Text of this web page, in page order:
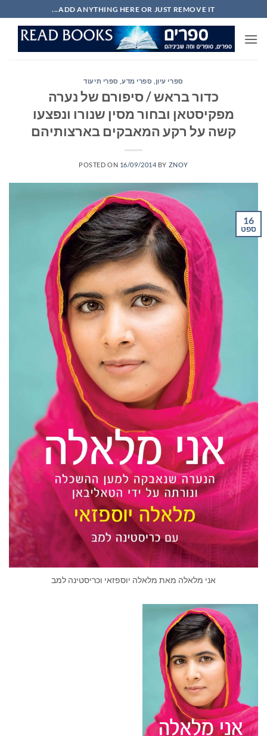
to
content
ADD ANYTHING HERE OR JUST REMOVE IT...
ספרי עיון, ספרי מדע, ספרי תיעוד
כדור בראש / סיפורם של נערה
מפקיסטאן ובחור מסין שנורו ונפצעו
קשה על רקע המאבקים בארצותיהם
POSTED ON 16/09/2014 BY ZNOY
16
ספט
אני‭ ‬מלאלה מאת מלאלה יוספזאי וכריסטינה למב